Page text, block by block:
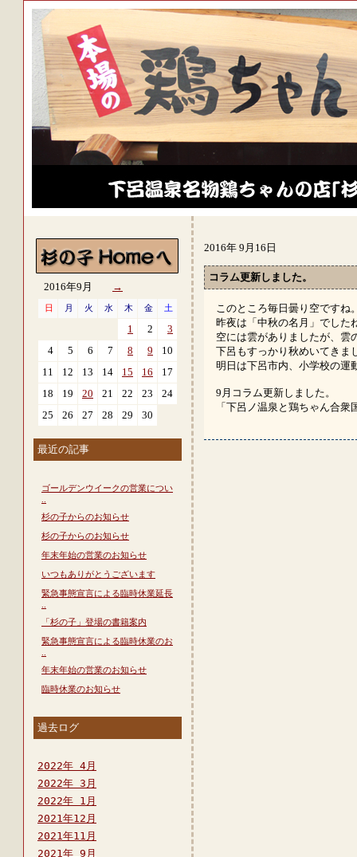
2016年9月 →
日 月 火 水 木 金 土
1 2
3
4
5 6 7 8 9
10
11
12 13 14 15 16
17
18
19 20 21 22 23
24
25
26 27 28 29 30
最近の記事
ゴールデンウイークの営業につい
杉の子からのお知らせ
杉の子からのお知らせ
年末年始の営業のお知らせ
いつもありがとうございます
緊急事態宣言による臨時休業延長
「杉の子」登場の書籍案内
緊急事態宣言による臨時休業のお
年末年始の営業のお知らせ
臨時休業のお知らせ
過去ログ
2022年 4月
2022年 3月
2022年 1月
2021年12月
2021年11月
2021年 9月
2016年 9月16日
コラム更新しました。
このところ毎日曇り空ですね
昨夜は「中秋の名月」でした
空には雲がありましたが、雲
下呂もすっかり秋めいてきま
明日は下呂市内、小学校の運
9月コラム更新しました。
「下呂ノ温泉と鶏ちゃん合衆